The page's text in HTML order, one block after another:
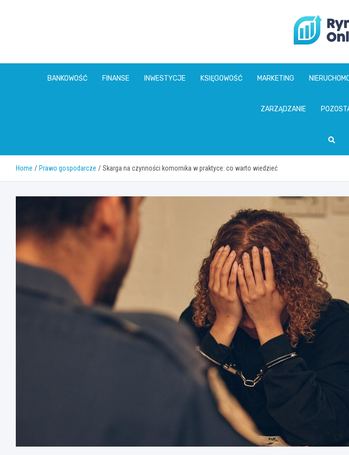
BANKOWOŚĆ FINANSE INWESTYCJE KSIĘGOWOŚĆ MARKETING
ZARZĄDZANIE
Home Prawo gospodarcze Skarga na czynności komornika w praktyce: co warto wiedzieć